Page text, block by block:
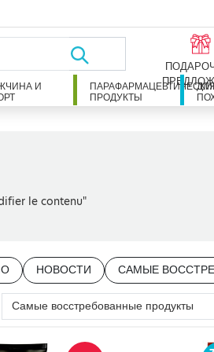
И
ПРОДУКТЫ
le contenu"
НОВОСТИ САМЫЕ